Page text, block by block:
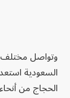
وتواصل مختلف
السعودية
الحجاج من